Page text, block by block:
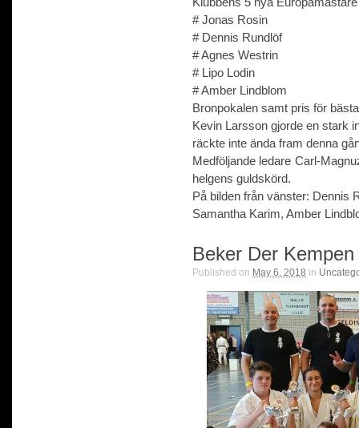
# Jonas Rosin
# Dennis Rundlöf
# Agnes Westrin
# Lipo Lodin
# Amber Lindblom
Bronpokalen samt pris för
Kevin Larsson gjorde en stark
räckte inte ända fram denna
Medföljande ledare Carl-
helgens guldskörd.
På bilden från vänster: Dennis
Samantha Karim, Amber
Beker Der
Published on May 6, 2018 in